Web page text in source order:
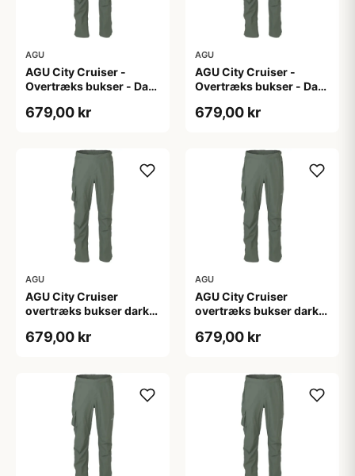
AGU
AGU City Cruiser -
Overtræks bukser - Dark
679,00 kr
AGU
AGU City Cruiser -
Overtræks bukser - Dark
679,00 kr
AGU
AGU City Cruiser
overtræks bukser dark
679,00 kr
AGU
AGU City Cruiser
overtræks bukser dark
679,00 kr